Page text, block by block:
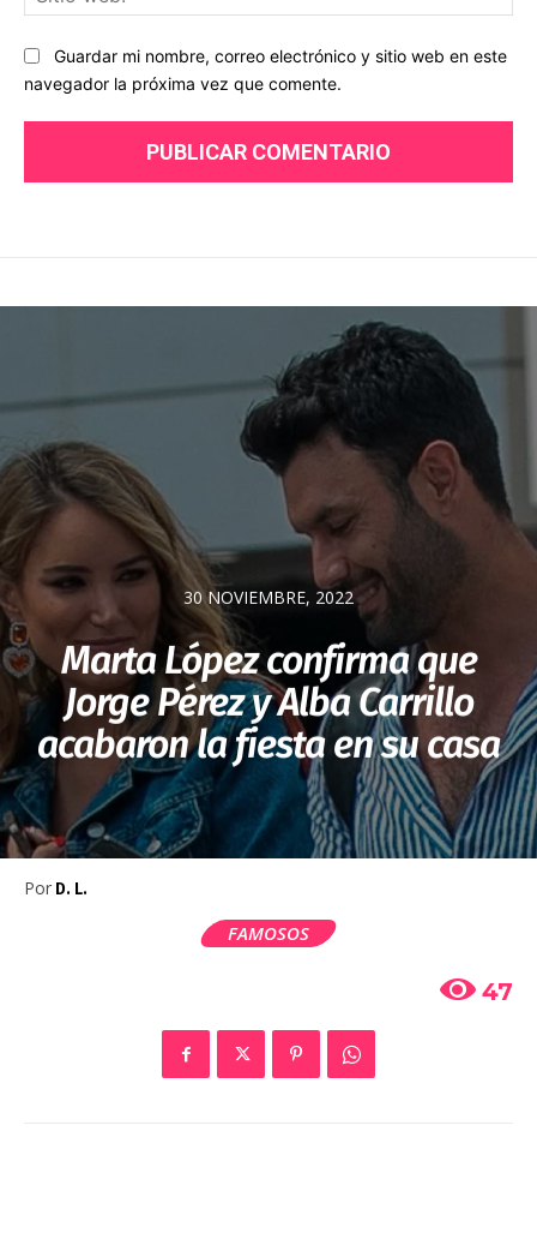
Guardar mi nombre, correo electrónico y sitio web en este
navegador la próxima vez que comente.